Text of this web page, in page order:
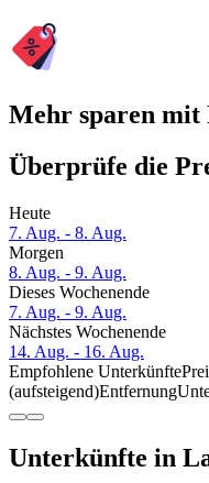
Mehr sparen
Überprüfe die
Heute
7. Aug. - 8. Aug.
Morgen
8. Aug. - 9. Aug.
Dieses Wochenende
7. Aug. - 9. Aug.
Nächstes Wochenende
14. Aug. - 16. Aug.
Empfohlene Unterkünfte
(aufsteigend)Entfernung
Unterkünfte in